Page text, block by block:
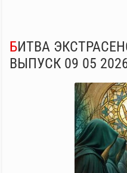
БИТВА ЭКСТРАСЕНСОВ 25 СЕЗОН 11
ВЫПУСК 09 05